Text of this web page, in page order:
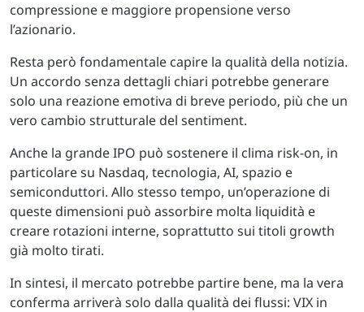
compressione e maggiore propensione verso
l’azionario.
Resta però fondamentale capire la qualità della notizia.
Un accordo senza dettagli chiari potrebbe generare
solo una reazione emotiva di breve periodo, più che un
vero cambio strutturale del sentiment.
Anche la grande IPO può sostenere il clima risk-on, in
particolare su Nasdaq, tecnologia, AI, spazio e
semiconduttori. Allo stesso tempo, un’operazione di
queste dimensioni può assorbire molta liquidità e
creare rotazioni interne, soprattutto sui titoli growth
già molto tirati.
In sintesi, il mercato potrebbe partire bene, ma la vera
conferma arriverà solo dalla qualità dei flussi: VIX in